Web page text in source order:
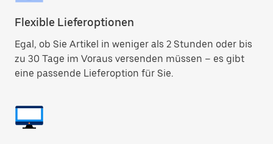
Flexible Lieferoptionen
Egal, ob Sie Artikel in weniger als 2 Stunden oder bis
zu 30 Tage im Voraus versenden müssen – es gibt
eine passende Lieferoption für Sie.